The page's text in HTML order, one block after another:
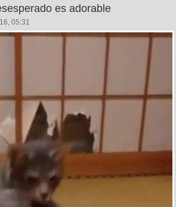
es adorable
05:31